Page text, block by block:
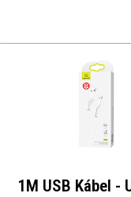
1M USB Kábel -